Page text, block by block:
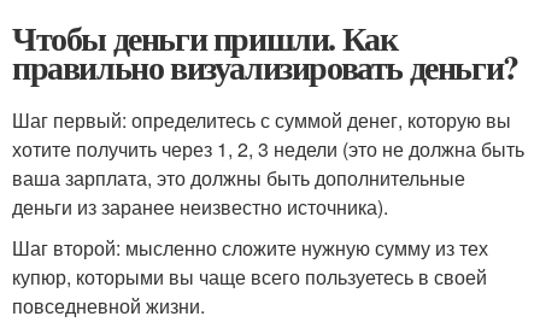
Чтобы деньги пришли. Как
правильно визуализировать деньги?
Шаг первый: определитесь с суммой денег, которую вы
хотите получить через 1, 2, 3 недели (это не должна быть
ваша зарплата, это должны быть дополнительные
деньги из заранее неизвестно источника).
Шаг второй: мысленно сложите нужную сумму из тех
купюр, которыми вы чаще всего пользуетесь в своей
повседневной жизни.